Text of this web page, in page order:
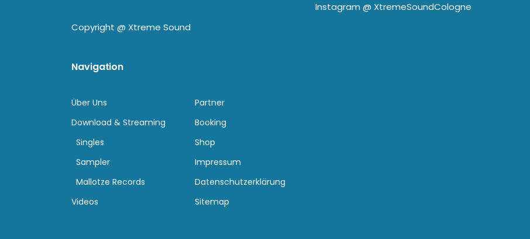
Instagram @ XtremeSoundCologne
Copyright @ Xtreme Sound
Navigation
Über Uns
Download & Streaming
Singles
Sampler
Mallotze Records
Videos
Partner
Booking
Shop
Impressum
Datenschutzerklärung
Sitemap